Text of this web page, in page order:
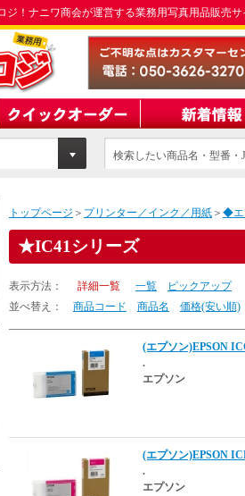
ジ！ナニワ商会が運営する業務用写真用品販売
検索したい商品名・型番
トップページ ＞ プリンター／インク／用紙 ＞ ◆エ
IC41シリーズ
表示方法： 詳細一覧 一覧
ピックアップ
並べ替え：
商品コード 商品名 価格(安い順)
(エプソン)EPSON
.
エプソン
(エプソン)EPSON
.
エプソン